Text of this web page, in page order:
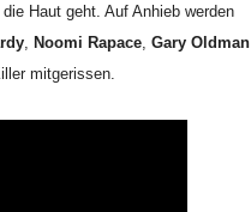
Haut geht. Auf Anhieb werden
Noomi Rapace Gary Oldman
mitgerissen.